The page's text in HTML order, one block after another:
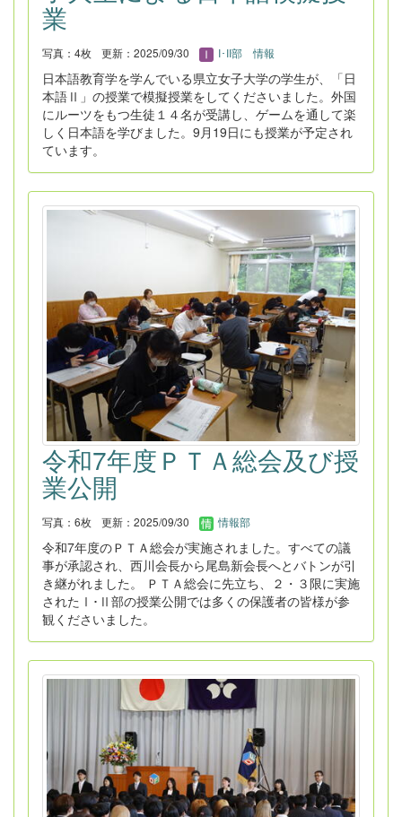
業
写真：4枚 更新：2025/09/30 I･II部 情報
日本語教育学を学んでいる県立女子大学の学生が、「日
本語Ⅱ」の授業で模擬授業をしてくださいました。外国
にルーツをもつ生徒１４名が受講し、ゲームを通して楽
しく日本語を学びました。9月19日にも授業が予定され
ています。
令和7年度ＰＴＡ総会及び授
業公開
写真：6枚 更新：2025/09/30 情報部
令和7年度のＰＴＡ総会が実施されました。すべての議
事が承認され、西川会長から尾島新会長へとバトンが引
き継がれました。 ＰＴＡ総会に先立ち、２・３限に実施
されたⅠ･Ⅱ部の授業公開では多くの保護者の皆様が参
観くださいました。